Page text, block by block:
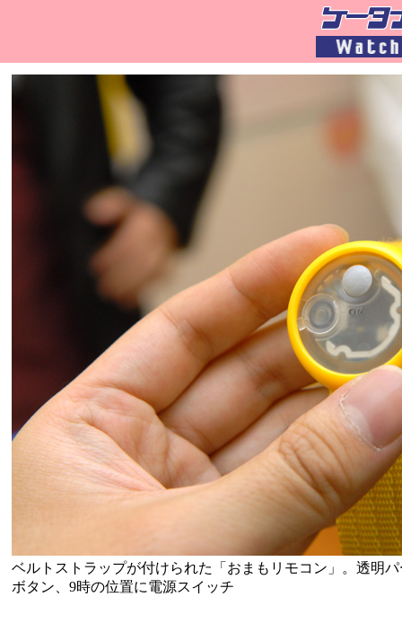
ベルトストラップが付けられた「おまもリモコン」。透明
ボタン、9時の位置に電源スイッチ